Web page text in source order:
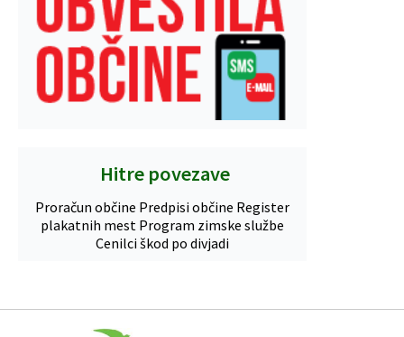
Hitre povezave
Proračun občine Predpisi občine Register
plakatnih mest Program zimske službe
Cenilci škod po divjadi